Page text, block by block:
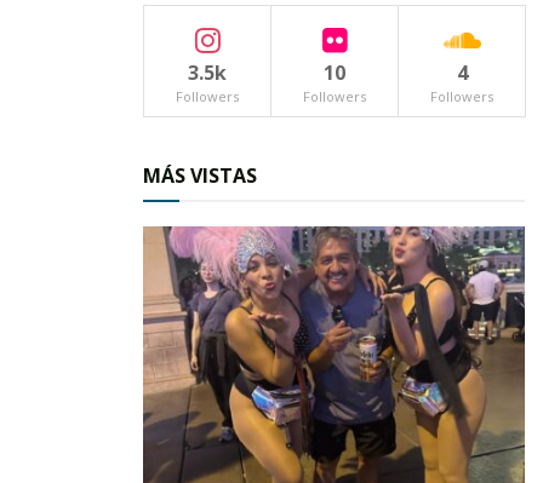
anunció que de ahora en adelante cada
domingo habrá una presentación distinta.
3.5k
Followers
10
Followers
4
Followers
MÁS VISTAS